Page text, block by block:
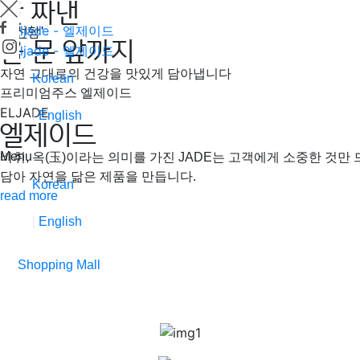
Korean
English
Menu
Korean
English
Shopping Mall
갓 짜낸
‘신선함’
을 문 앞까지
자연 그대로의 건강을 맛있게 담아냅니다
프리미엄주스 엘제이드
ELJADE
엘제이드
비취, 옥(玉)이라는 의미를 가진 JADE는 고객에게 소중한 것만
담아 자연을 닮은 제품을 만듭니다.
read more